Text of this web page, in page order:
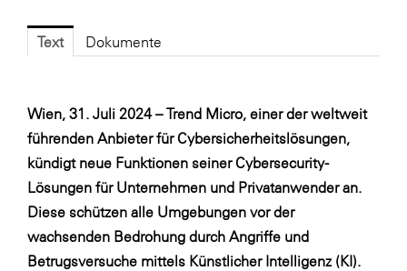
Johnson & Johnson
LAT Nitrogen
Libro
Lidl Österreich
Die Menü-Manufaktur
MTH Retail Group
Text Dokumente
Wien, 31. Juli 2024 – Trend Micro, einer der weltweit
führenden Anbieter für Cybersicherheitslösungen,
kündigt neue Funktionen seiner Cybersecurity-
Lösungen für Unternehmen und Privatanwender an.
Diese schützen alle Umgebungen vor der
wachsenden Bedrohung durch Angriffe und
Betrugsversuche mittels Künstlicher Intelligenz (KI).